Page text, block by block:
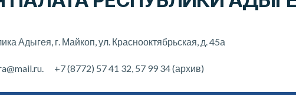
Адыгея, г. Майкоп, ул. Краснооктябрьская, д. 45а
+7 (8772) 57 41 32, 57 99 34 (архив)